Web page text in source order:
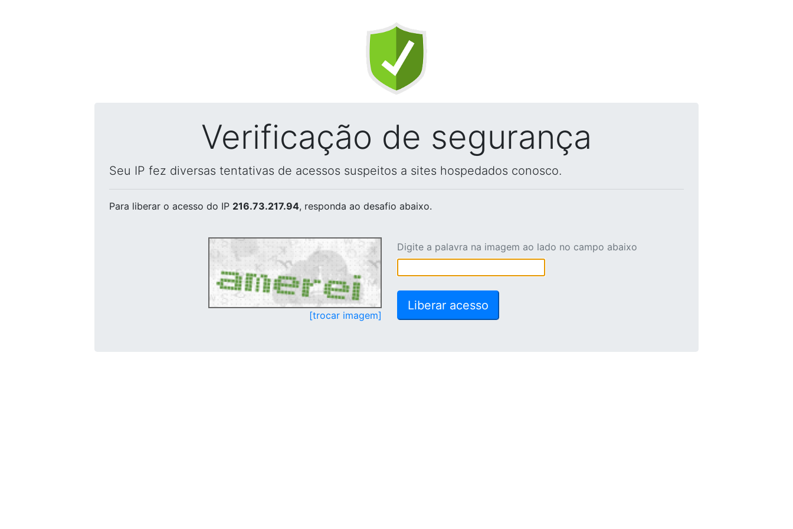
Verificação de segurança
Seu IP fez diversas tentativas de acessos suspeitos a sites hospedados conosco.
Para liberar o acesso do IP 216.73.217.94, responda ao desafio abaixo.
[trocar imagem]
Digite a palavra na imagem ao lado no campo abaixo